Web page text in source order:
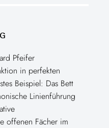
Pfeifer
in perfekten
Beispiel: Das Bett
Linienführung
offenen Fächer im